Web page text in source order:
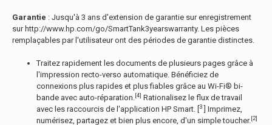
Garantie : Jusqu'à 3 ans d'extension de garantie sur enregistrement
sur http://www.hp.com/go/SmartTank3yearswarranty. Les pièces
remplaçables par l'utilisateur ont des périodes de garantie distinctes.
Traitez rapidement les documents de plusieurs pages grâce à
l'impression recto-verso automatique. Bénéficiez de
connexions plus rapides et plus fiables grâce au Wi-Fi® bi-
bande avec auto-réparation.[4] Rationalisez le flux de travail
avec les raccourcis de l'application HP Smart. [ 3
] Imprimez,
numérisez, partagez et bien plus encore, d'un simple toucher.[2]